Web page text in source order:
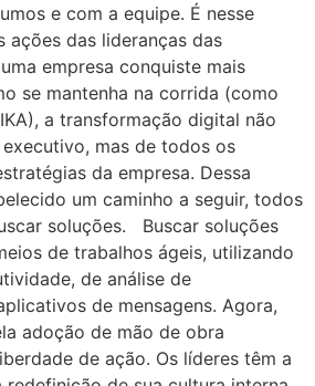
e com a equipe. É nesse
ações das lideranças das
empresa conquiste mais
se mantenha na corrida (como
a transformação digital não
mas de todos os
da empresa. Dessa
um caminho a seguir, todos
soluções. Buscar soluções
de trabalhos ágeis, utilizando
de análise de
de mensagens. Agora,
adoção de mão de obra
de ação. Os líderes têm a